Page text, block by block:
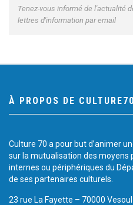
Tenez-vous informé de l'actualité
lettres d'information par email
À PROPOS DE CULTURE70
Culture 70 a pour but d’animer
sur la mutualisation des moyens
internes ou périphériques du
de ses partenaires culturels.
23 rue La Fayette – 70000 Vesoul